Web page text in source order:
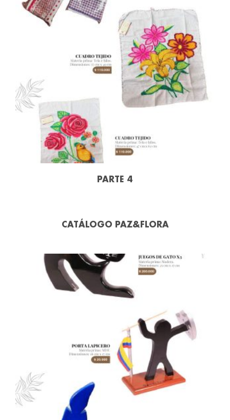
PARTE 4
CATÁLOGO PAZ&FLORA